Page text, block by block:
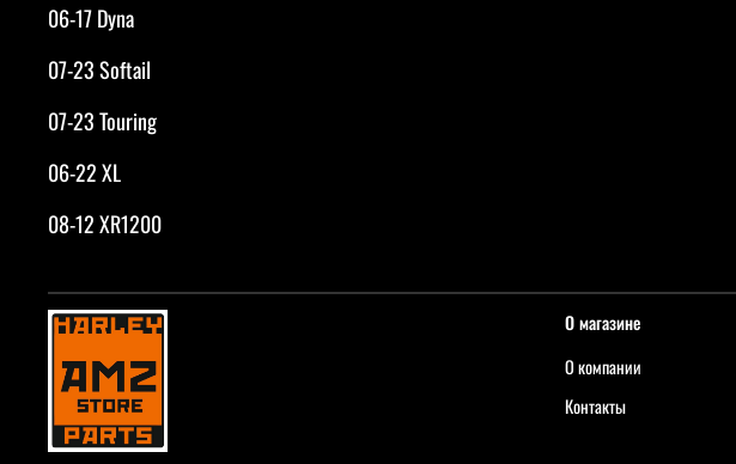
06-17 Dyna
07-23 Softail
07-23 Touring
06-22 XL
08-12 XR1200
О магазине
О компании
Контакты